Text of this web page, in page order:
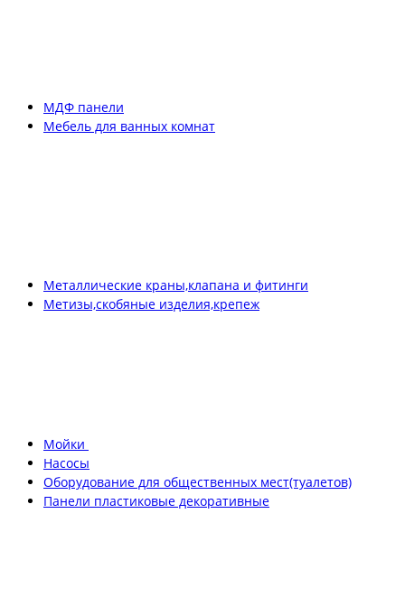
МДФ панели
Мебель для ванных комнат
Металлические краны,клапана и фитинги
Метизы,скобяные изделия,крепеж
Мойки
Насосы
Оборудование для общественных мест(туалетов)
Панели пластиковые декоративные